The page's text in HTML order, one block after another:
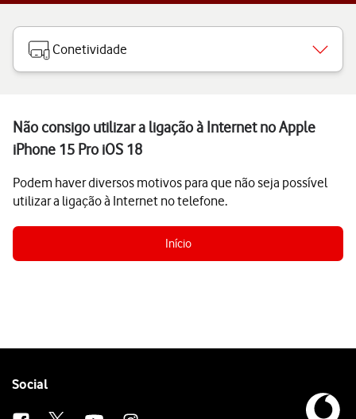
Conetividade
Não consigo utilizar a ligação à Internet no Apple
iPhone 15 Pro iOS 18
Podem haver diversos motivos para que não seja possível
utilizar a ligação à Internet no telefone.
Início
Follow
Social